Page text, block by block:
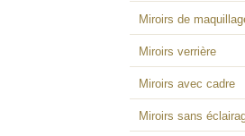
Miroirs de
Miroirs verrière
Miroirs avec cadre
Miroirs sans